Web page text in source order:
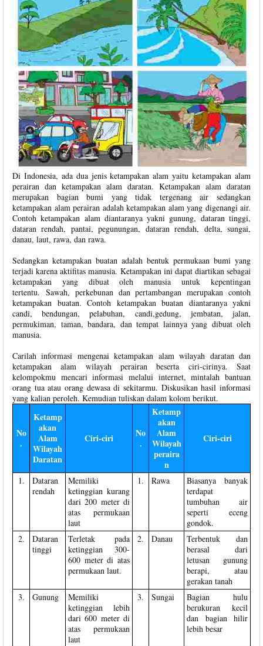
Di Indonesia, ada dua jenis ketampakan alam yaitu ketampakan alam
perairan dan ketampakan alam daratan. Ketampakan alam daratan
merupakan bagian bumi yang tidak tergenang air sedangkan
ketampakan alam perairan adalah ketampakan alam yang digenangi air.
Contoh ketampakan alam diantaranya yakni gunung, dataran tinggi,
dataran rendah, pantai, pegunungan, dataran rendah, delta, sungai,
danau, laut, rawa, dan rawa.
Sedangkan ketampakan buatan adalah bentuk permukaan bumi yang
terjadi karena aktifitas manusia. Ketampakan ini dapat diartikan sebagai
ketampakan yang dibuat oleh manusia untuk kepentingan
tertentu. Sawah, perkebunan dan pertambangan merupakan contoh
ketampakan buatan. Contoh ketampakan buatan diantaranya yakni
candi, bendungan, pelabuhan, candi,gedung, jembatan, jalan,
permukiman, taman, bandara, dan tempat lainnya yang dibuat oleh
manusia.
Carilah informasi mengenai ketampakan alam wilayah daratan dan
ketampakan alam wilayah perairan beserta ciri-cirinya. Saat
kelompokmu mencari informasi melalui internet, mintalah bantuan
orang tua atau orang dewasa di sekitarmu. Diskusikan hasil informasi
yang kalian peroleh. Kemudian tuliskan dalam kolom berikut.
No
.
Ketamp
akan
Alam
Wilayah
Daratan
Ciri-ciri
No
.
Ketamp
akan
Alam
Wilayah
peraira
n
Ciri-ciri
1.
Dataran
rendah
Memiliki
ketinggian kurang
dari 200 meter di
atas permukaan
laut
1. Rawa
Biasanya banyak
terdapat
tumbuhan air
seperti eceng
gondok.
2.
Dataran
tinggi
Terletak pada
ketinggian 300-
600 meter di atas
permukaan laut.
2. Danau
Terbentuk dan
berasal dari
letusan gunung
berapi, atau
gerakan tanah
3.
Gunung
Memiliki
ketinggian lebih
dari 600 meter di
atas permukaan
laut
3. Sungai
Bagian hulu
berukuran kecil
dan bagian hilir
lebih besar